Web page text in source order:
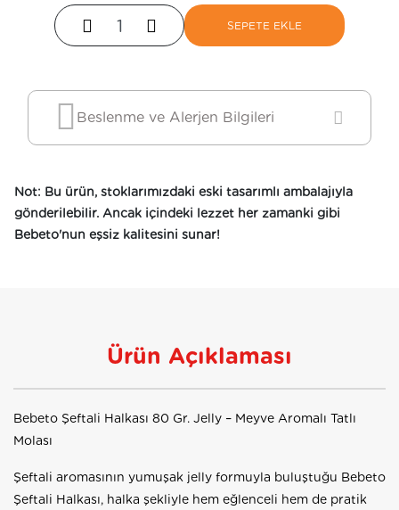
SEPETE EKLE
Beslenme ve Alerjen Bilgileri
Not: Bu ürün, stoklarımızdaki eski tasarımlı ambalajıyla
gönderilebilir. Ancak içindeki lezzet her zamanki gibi
Bebeto'nun eşsiz kalitesini sunar!
Ürün Açıklaması
Bebeto Şeftali Halkası 80 Gr. Jelly – Meyve Aromalı Tatlı
Molası
Şeftali aromasının yumuşak jelly formuyla buluştuğu Bebeto
Şeftali Halkası, halka şekliyle hem eğlenceli hem de pratik